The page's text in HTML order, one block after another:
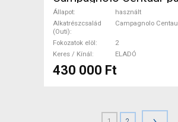
használt ELADÓ
Állapot
használt
Alkatrészcsalád
(Outi)
Campagnolo
Fokozatok elöl
2
Keres / Kínál
ELADÓ
430 000 Ft